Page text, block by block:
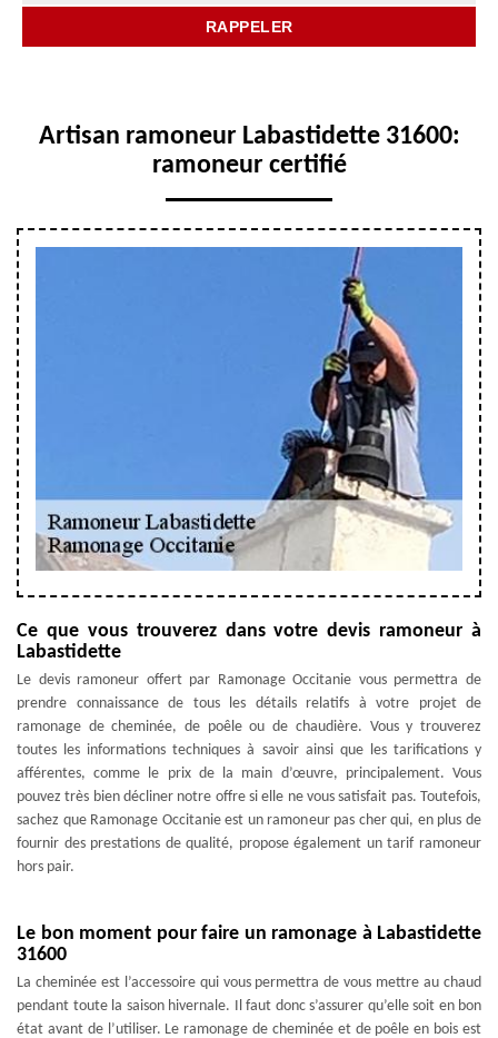
Artisan ramoneur Labastidette 31600:
ramoneur certifié
Ce que vous trouverez dans votre devis ramoneur à
Labastidette
Le devis ramoneur offert par Ramonage Occitanie vous permettra de
prendre connaissance de tous les détails relatifs à votre projet de
ramonage de cheminée, de poêle ou de chaudière. Vous y trouverez
toutes les informations techniques à savoir ainsi que les tarifications y
afférentes, comme le prix de la main d’œuvre, principalement. Vous
pouvez très bien décliner notre offre si elle ne vous satisfait pas. Toutefois,
sachez que Ramonage Occitanie est un ramoneur pas cher qui, en plus de
fournir des prestations de qualité, propose également un tarif ramoneur
hors pair.
Le bon moment pour faire un ramonage à Labastidette
31600
La cheminée est l’accessoire qui vous permettra de vous mettre au chaud
pendant toute la saison hivernale. Il faut donc s’assurer qu’elle soit en bon
état avant de l’utiliser. Le ramonage de cheminée et de poêle en bois est